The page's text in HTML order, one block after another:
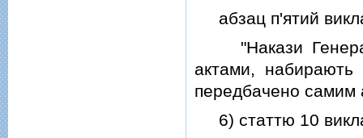
абзац п'ятий
"Накази
актами,
передбачено
6) статтю 10